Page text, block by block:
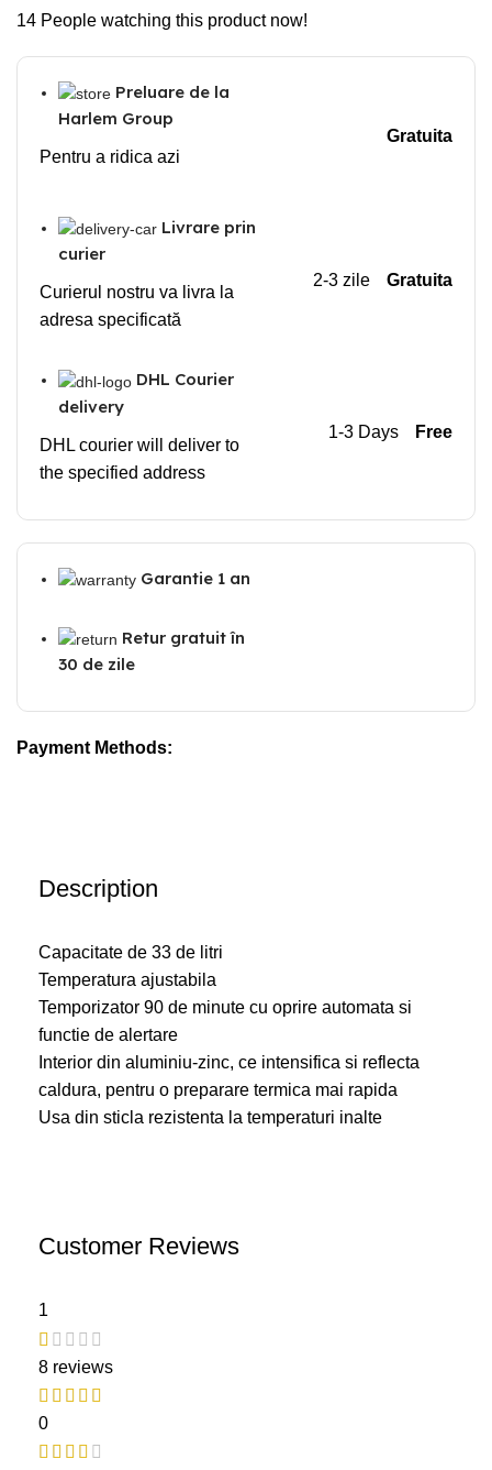
14 People watching this product now!
Preluare de la
Harlem Group
Pentru a ridica azi
Gratuita
Livrare prin
curier
Curierul nostru va livra la
adresa specificată
2-3 zile Gratuita
DHL Courier
delivery
DHL courier will deliver to
the specified address
1-3 Days Free
Garantie 1 an
Retur gratuit în
30 de zile
Payment Methods:
Description
Capacitate de 33 de litri
Temperatura ajustabila
Temporizator 90 de minute cu oprire automata si
functie de alertare
Interior din aluminiu-zinc, ce intensifica si reflecta
caldura, pentru o preparare termica mai rapida
Usa din sticla rezistenta la temperaturi inalte
Customer Reviews
1
8 reviews
0